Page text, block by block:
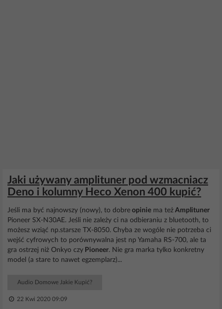
Jaki używany amplituner pod wzmacniacz
Deno i kolumny Heco Xenon 400 kupić?
Jeśli ma być najnowszy (nowy), to dobre opinie ma też Amplituner
Pioneer SX-N30AE. Jeśli nie zależy ci na odbieraniu z bluetooth, to
możesz wziąć np.starsze TX-8050. Chyba ze wogóle nie potrzeba ci
wejść cyfrowych to porównywalna jest np Yamaha RS-700, ale ta
gra ostrzej niż Onkyo czy Pioneer. Nie gra marka tylko konkretny
model (a stare to nawet egzemplarz)...
Audio Domowe Jakie Kupić?
22 Kwi 2020 09:09